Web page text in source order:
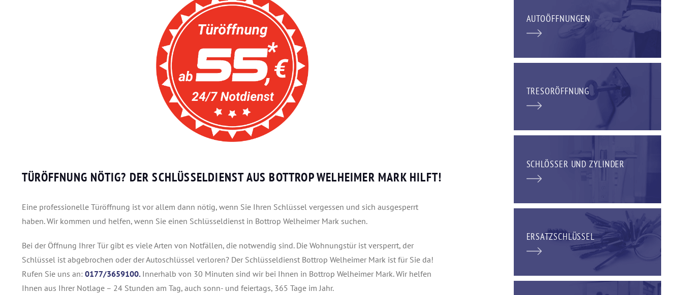
TÜRÖFFNUNG NÖTIG? DER SCHLÜSSELDIENST AUS BOTTROP WELHEIMER MARK HILFT!
Eine professionelle Türöffnung ist vor allem dann nötig, wenn Sie Ihren Schlüssel vergessen und sich ausgesperrt
haben. Wir kommen und helfen, wenn Sie einen Schlüsseldienst in Bottrop Welheimer Mark suchen.
Bei der Öffnung Ihrer Tür gibt es viele Arten von Notfällen, die notwendig sind. Die Wohnungstür ist versperrt, der
Schlüssel ist abgebrochen oder der Autoschlüssel verloren? Der Schlüsseldienst Bottrop Welheimer Mark ist für Sie da!
Rufen Sie uns an: 0177/3659100. Innerhalb von 30 Minuten sind wir bei Ihnen in Bottrop Welheimer Mark. Wir helfen
Ihnen aus Ihrer Notlage – 24 Stunden am Tag, auch sonn- und feiertags, 365 Tage im Jahr.
AUTOÖFFNUNGEN
TRESORÖFFNUNG
SCHLÖSSER UND ZYLINDER
ERSATZSCHLÜSSEL